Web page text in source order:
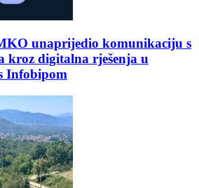
unaprijedio komunikaciju s
kroz digitalna rješenja u
Infobipom